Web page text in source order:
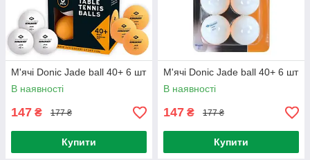
М'ячі Donic Jade ball 40+ 6 шт
В наявності
147 ₴ 177 ₴
Купити
М'ячі Donic Jade ball 40+ 6 шт
В наявності
147 ₴ 177 ₴
Купити